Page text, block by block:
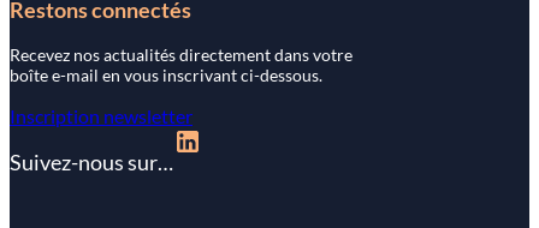
Restons connectés
Recevez nos actualités directement dans votre
boîte e-mail en vous inscrivant ci-dessous.
Inscription newsletter
Suivez-nous sur…